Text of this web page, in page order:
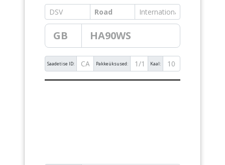
Saadetise ID: Pakkeüksused: Kaal: